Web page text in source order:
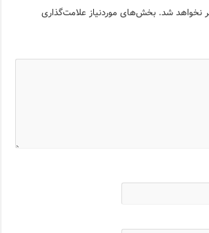
نخواهد شد. بخش‌های موردنیاز علامت‌گذاری